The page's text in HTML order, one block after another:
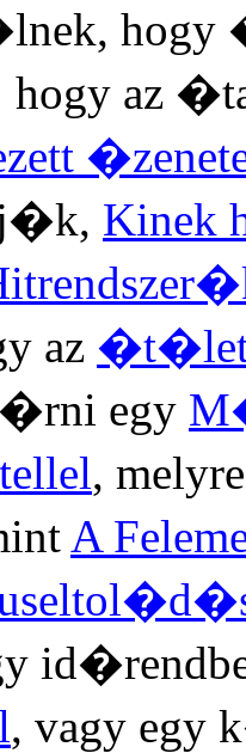
hogy
hogy az
Kinek
az �t�let
egy
,
A
, vagy